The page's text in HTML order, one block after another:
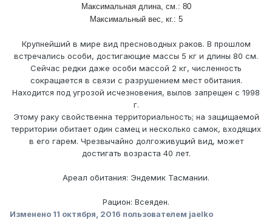
Максимальная длина, см.: 80
Максимальный вес, кг.: 5
Крупнейший в мире вид пресноводных раков. В прошлом
встречались особи, достигающие массы 5 кг и длины 80 см.
Сейчас редки даже особи массой 2 кг, численность
сокращается в связи с разрушением мест обитания.
Находится под угрозой исчезновения, вылов запрещен с 1998
г.
Этому раку свойственна территориальность; на защищаемой
территории обитает один самец и несколько самок, входящих
в его гарем. Чрезвычайно долгоживущий вид, может
достигать возраста 40 лет.
Ареал обитания: Эндемик Тасмании.
Рацион: Всеяден.
Изменено 11 октября, 2016 пользователем jaelko